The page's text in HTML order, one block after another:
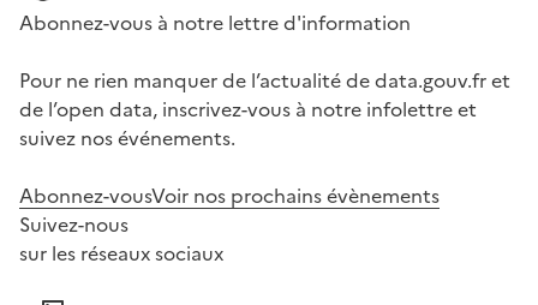
Abonnez-vous à notre lettre d'information
Pour ne rien manquer de l’actualité de data.gouv.fr et
de l’open data, inscrivez-vous à notre infolettre et
suivez nos événements.
Abonnez-vousVoir nos prochains évènements
Suivez-nous
sur les réseaux sociaux